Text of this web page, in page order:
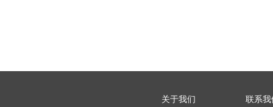
关于我们 联系我